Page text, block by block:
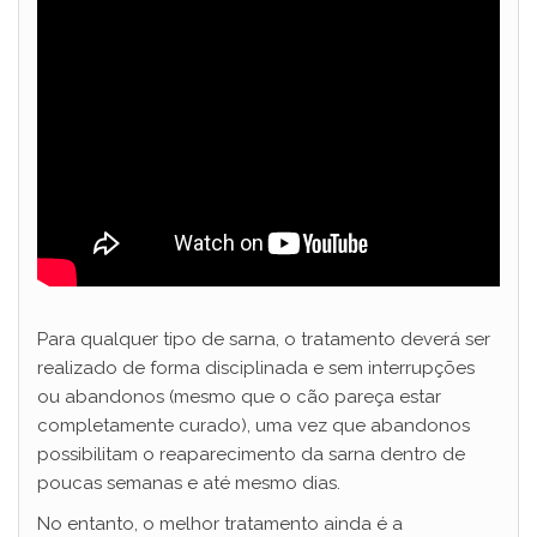
Para qualquer tipo de sarna, o tratamento deverá ser
realizado de forma disciplinada e sem interrupções
ou abandonos (mesmo que o cão pareça estar
completamente curado), uma vez que abandonos
possibilitam o reaparecimento da sarna dentro de
poucas semanas e até mesmo dias.
No entanto, o melhor tratamento ainda é a